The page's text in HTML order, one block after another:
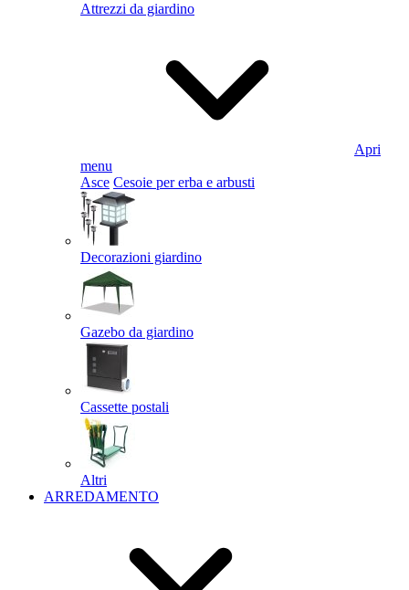
Attrezzi da giardino
Apri
menu
Asce Cesoie per erba e arbusti
Decorazioni giardino
Gazebo da giardino
Cassette postali
Altri
ARREDAMENTO